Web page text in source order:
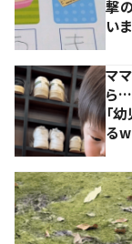
撃
い
マ
ら
「
るw